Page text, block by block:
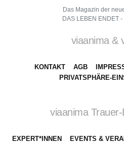
Das Magazin der
DAS LEBEN ENDET
viaanima &
KONTAKT AGB
PRIVATSPHÄRE-
viaanima
EXPERT*INNEN EVENTS &